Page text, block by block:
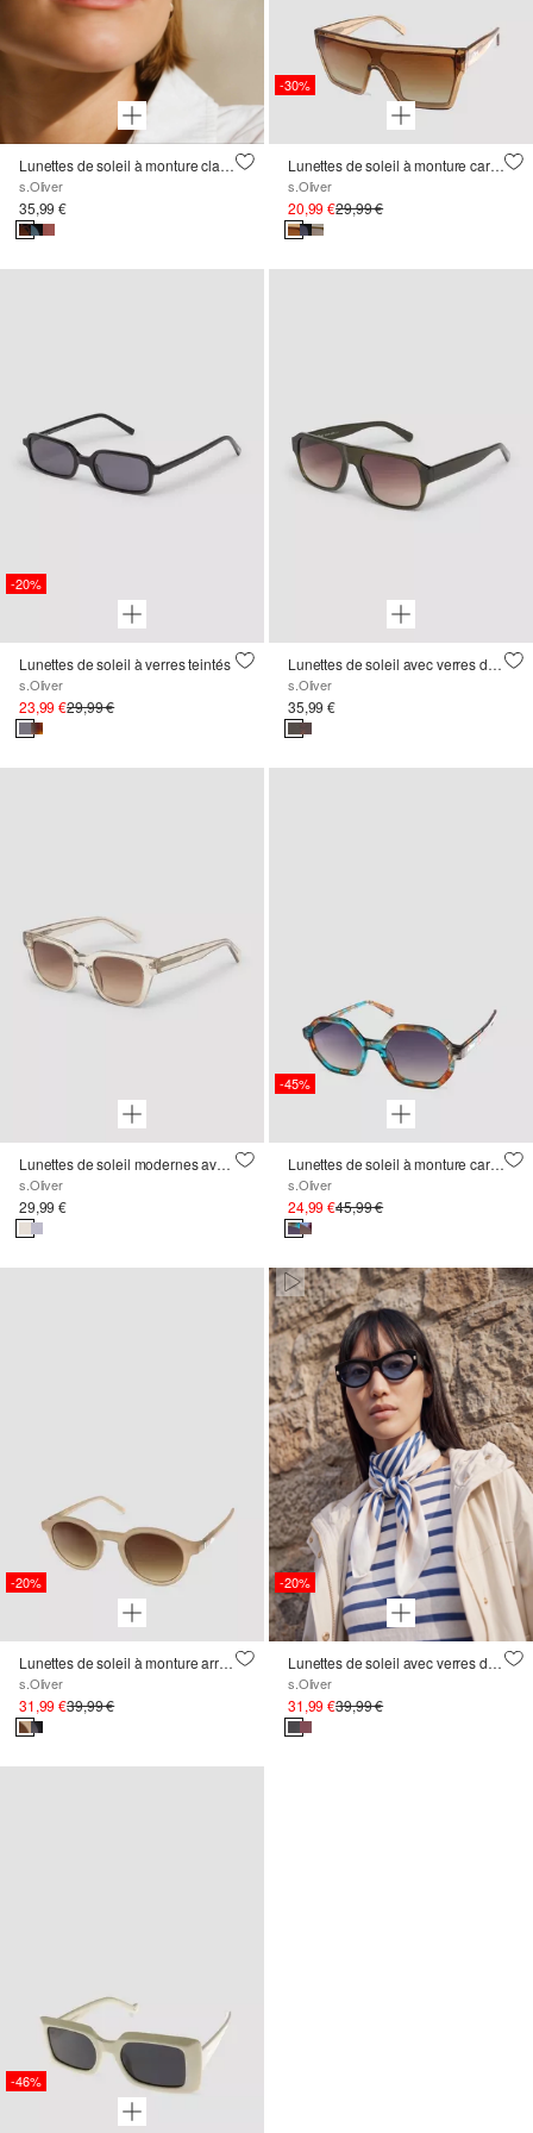
Lunettes de soleil à monture classique
s.Oliver
35,99 €
-30%
Lunettes de soleil à monture carrée
s.Oliver
20,99 €29,99 €
-20%
Lunettes de soleil à verres teintés
s.Oliver
23,99 €29,99 €
Lunettes de soleil avec verres dégradés
s.Oliver
35,99 €
Lunettes de soleil modernes avec monture transparente
s.Oliver
29,99 €
-45%
Lunettes de soleil à monture carrée
s.Oliver
24,99 €45,99 €
-20%
Lunettes de soleil à monture arrondie
s.Oliver
31,99 €39,99 €
Paused • Muted
-20%
Lunettes de soleil avec verres dégradés
s.Oliver
31,99 €39,99 €
-46%